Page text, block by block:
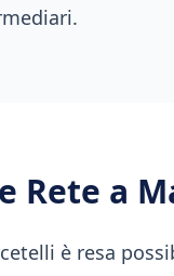
Rete a
è resa